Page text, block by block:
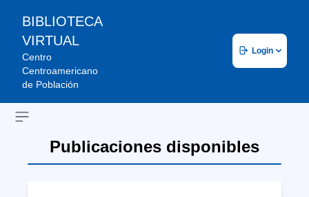
BIBLIOTECA
VIRTUAL
Centro
Centroamericano
de Población
Login
Open sidebar
Publicaciones disponibles